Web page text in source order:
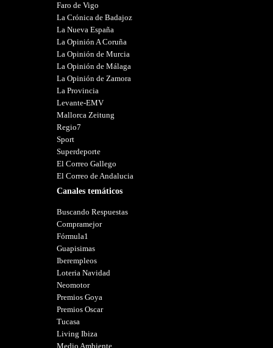
Faro de Vigo
La Crónica de Badajoz
La Nueva España
La Opinión A Coruña
La Opinión de Murcia
La Opinión de Málaga
La Opinión de Zamora
La Provincia
Levante-EMV
Mallorca Zeitung
Regio7
Sport
Superdeporte
El Correo Gallego
El Correo de Andalucia
Canales temáticos
Buscando Respuestas
Compramejor
Fórmula1
Guapisimas
Iberempleos
Loteria Navidad
Neomotor
Premios Goya
Premios Oscar
Tucasa
Living Ibiza
Medio Ambiente